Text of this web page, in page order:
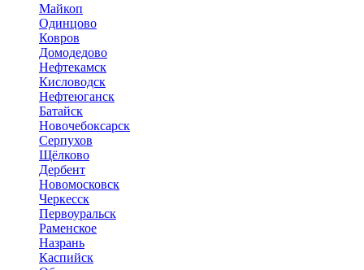
Майкоп
Одинцово
Ковров
Домодедово
Нефтекамск
Кисловодск
Нефтеюганск
Батайск
Новочебоксарск
Серпухов
Щёлково
Дербент
Новомосковск
Черкесск
Первоуральск
Раменское
Назрань
Каспийск